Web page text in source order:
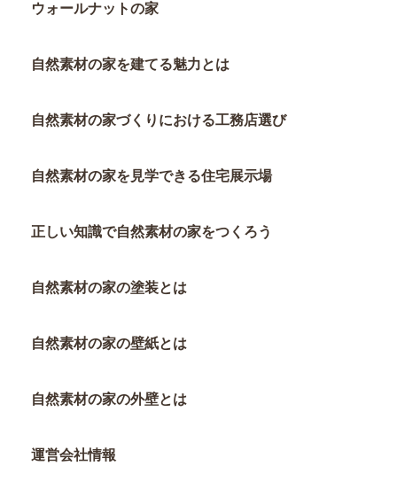
ウォールナットの家
自然素材の家を建てる魅力とは
自然素材の家づくりにおける工務店選び
自然素材の家を見学できる住宅展示場
正しい知識で自然素材の家をつくろう
自然素材の家の塗装とは
自然素材の家の壁紙とは
自然素材の家の外壁とは
運営会社情報